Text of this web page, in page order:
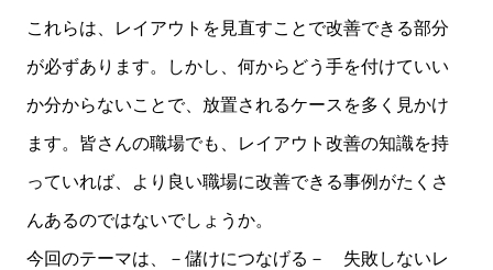
これらは、レイアウトを見直すことで改善できる部分
が必ずあります。しかし、何からどう手を付けていい
か分からないことで、放置されるケースを多く見かけ
ます。皆さんの職場でも、レイアウト改善の知識を持
っていれば、より良い職場に改善できる事例がたくさ
んあるのではないでしょうか。
今回のテーマは、－儲けにつなげる－ 失敗しないレ